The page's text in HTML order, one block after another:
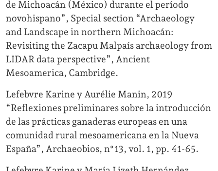
de Michoacán (México) durante el período
novohispano”, Special section “Archaeology
and Landscape in northern Michoacán:
Revisiting the Zacapu Malpaís archaeology from
LIDAR data perspective”, Ancient
Mesoamerica, Cambridge.
Lefebvre Karine y Aurélie Manin, 2019
“Reflexiones preliminares sobre la introducción
de las prácticas ganaderas europeas en una
comunidad rural mesoamericana en la Nueva
España”, Archaeobios, n°13, vol. 1, pp. 41-65.